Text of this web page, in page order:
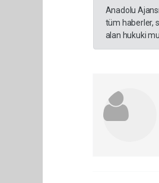
Anadolu
tüm haberler,
alan hukuki